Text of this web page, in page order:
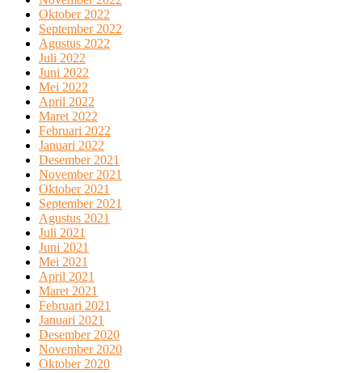
Oktober 2022
September 2022
Agustus 2022
Juli 2022
Juni 2022
Mei 2022
April 2022
Maret 2022
Februari 2022
Januari 2022
Desember 2021
November 2021
Oktober 2021
September 2021
Agustus 2021
Juli 2021
Juni 2021
Mei 2021
April 2021
Maret 2021
Februari 2021
Januari 2021
Desember 2020
November 2020
Oktober 2020